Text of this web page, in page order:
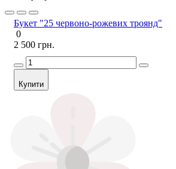
Букет "25 червоно-рожевих троянд"
0
2 500 грн.
Купити